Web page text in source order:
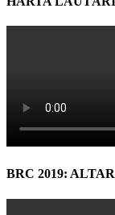
BRC 2019: ALTAR